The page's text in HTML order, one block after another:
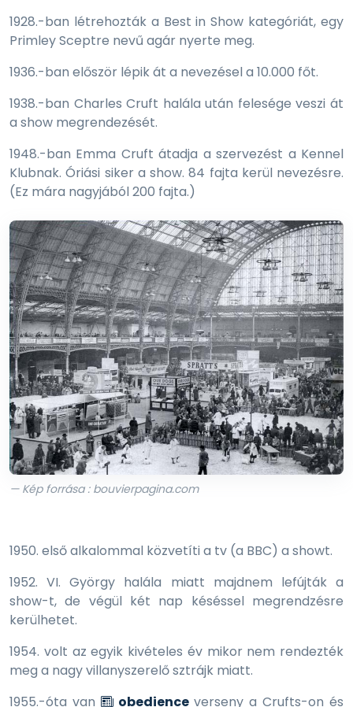
1928.-ban létrehozták a Best in Show kategóriát, egy
Primley Sceptre nevű agár nyerte meg.
1936.-ban először lépik át a nevezésel a 10.000 főt.
1938.-ban Charles Cruft halála után felesége veszi át
a show megrendezését.
1948.-ban Emma Cruft átadja a szervezést a Kennel
Klubnak. Óriási siker a show. 84 fajta kerül nevezésre.
(Ez mára nagyjából 200 fajta.)
— Kép forrása : bouvierpagina.com
1950. első alkalommal közvetíti a tv (a BBC) a showt.
1952. VI. György halála miatt majdnem lefújták a
show-t, de végül két nap késéssel megrendzésre
kerülhetet.
1954. volt az egyik kivételes év mikor nem rendezték
meg a nagy villanyszerelő sztrájk miatt.
1955.-óta van
obedienceverseny a Crufts-on és